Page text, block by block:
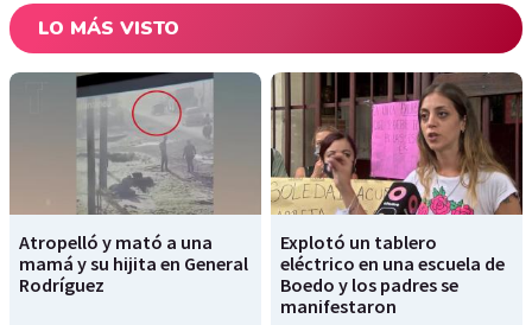
LO MÁS VISTO
Atropelló y mató a una
mamá y su hijita en General
Rodríguez
Explotó un tablero
eléctrico en una escuela de
Boedo y los padres se
manifestaron